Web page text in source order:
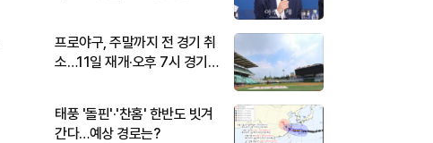
프로야구, 주말까지 전 경기 취
소…11일 재개·오후 7시 경기
태풍 '돌핀'·'찬홈' 한반도 빗겨
간다…예상 경로는?